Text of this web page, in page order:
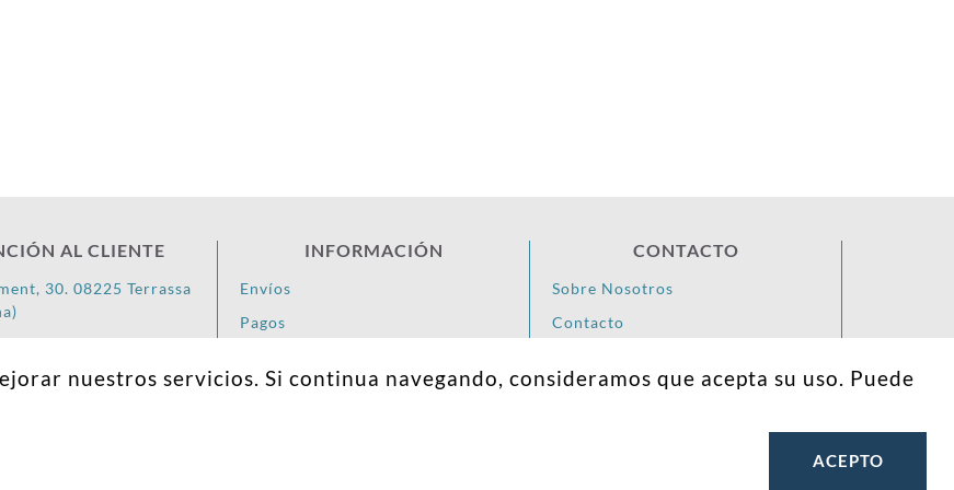
AL CLIENTE
30. 08225 Terrassa
INFORMACIÓN
Envíos
Pagos
CONTACTO
Sobre Nosotros
Contacto
instagram
twitterlinkedinfacebook
nuestros servicios. Si continua navegando, consideramos que acepta su uso. Puede
ACEPTO